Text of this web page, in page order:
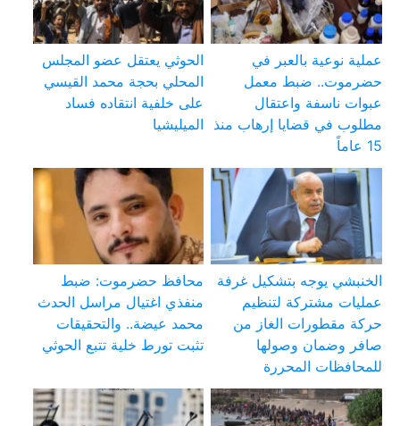
عملية نوعية بالعبر في
حضرموت.. ضبط معمل
عبوات ناسفة واعتقال
مطلوب في قضايا إرهاب منذ
15 عاماً
الحوثي يعتقل عضو المجلس
المحلي بحجة محمد القيسي
على خلفية انتقاده فساد
الميليشيا
الخنبشي يوجه بتشكيل غرفة
عمليات مشتركة لتنظيم
حركة مقطورات الغاز من
صافر وضمان وصولها
للمحافظات المحررة
محافظ حضرموت: ضبط
منفذي اغتيال مراسل الحدث
محمد عيضة.. والتحقيقات
تثبت تورط خلية تتبع الحوثي